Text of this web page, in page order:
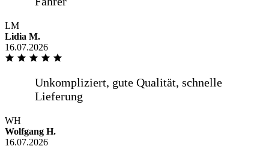
LM
Lidia M.
16.07.2026
WH
Wolfgang H.
16.07.2026